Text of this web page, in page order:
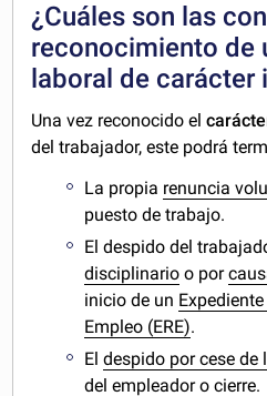
¿Cuáles son las
reconocimiento de
laboral de carácter
Una vez reconocido el
del trabajador, este podrá
La propia renuncia
puesto de trabajo.
El despido del
disciplinario o por
inicio de un
Empleo (ERE).
Eldespido por cese
del empleador o cierre.